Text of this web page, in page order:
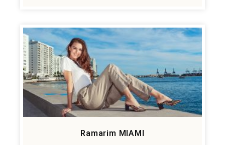
Ramarim MIAMI